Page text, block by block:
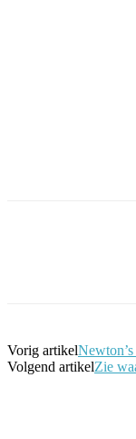
Vorig artikel
Volgend artikelZie